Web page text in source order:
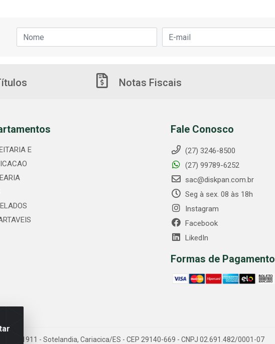
Notas Fiscais
E
Fale Conosco
(27) 3246-8500
(27) 99789-6252
sac@diskpan.com.br
Seg à sex. 08 às 18h
Instagram
Facebook
LikedIn
Formas de Pagamento
1911 - Sotelandia, Cariacica/ES - CEP 29140-669 - CNPJ 02.691.482/0001-07